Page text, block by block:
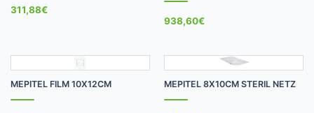
311,88€
938,60€
MEPITEL FILM 10X12CM MEPITEL 8X10CM STERIL NETZ